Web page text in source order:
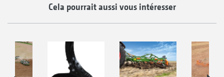
Cela pourrait aussi vous intéresser